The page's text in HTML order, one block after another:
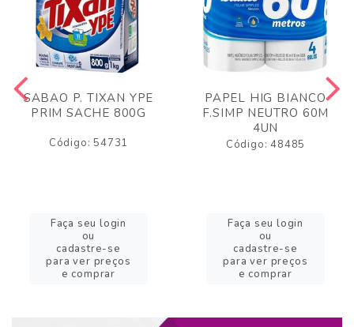
SABAO P. TIXAN YPE
PRIM SACHE 800G
Código: 54731
Faça seu login
ou
cadastre-se
para ver preços
e comprar
PAPEL HIG BIANCO
F.SIMP NEUTRO 60M
4UN
Código: 48485
Faça seu login
ou
cadastre-se
para ver preços
e comprar